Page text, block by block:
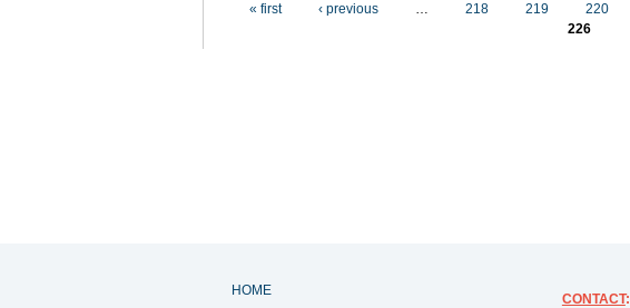
« first ‹ previous … 218 219 220
226
HOME
CONTACT: